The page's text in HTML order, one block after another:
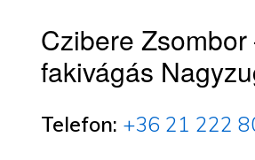
Czibere Zsombor
fakivágás
Telefon: +36 21 222